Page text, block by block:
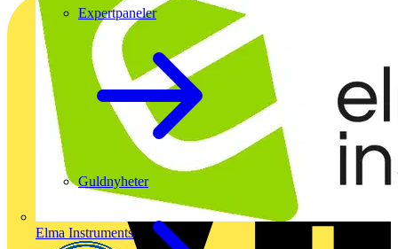
Elma Instruments
Expertpaneler
Guldnyheter